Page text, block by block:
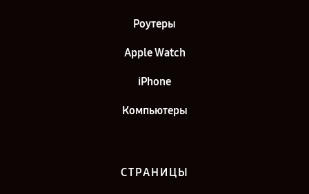
Роутеры
Apple Watch
iPhone
Компьютеры
СТРАНИЦЫ